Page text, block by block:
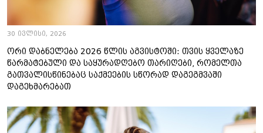
30 ივლისი, 2026
ორი დაბნელება 2026 წლის აგვისტოში: თვის ყველაზე
წარმატებული და საყურადღებო თარიღები, რომელთა
გათვალისწინებაც საქმეების სწორად დაგეგმვაში
დაგეხმარებათ